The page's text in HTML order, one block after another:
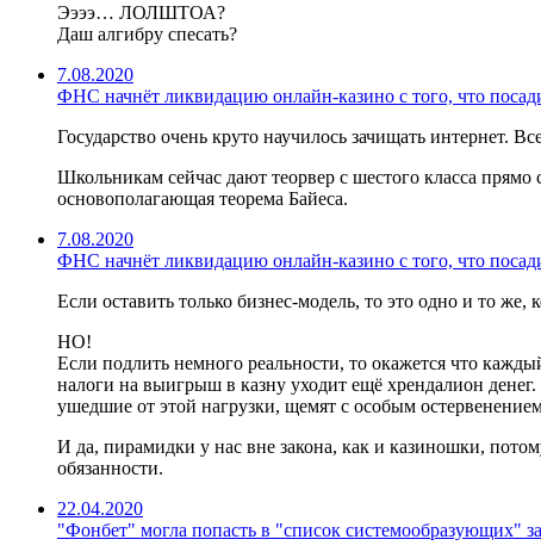
Ээээ… ЛОЛШТОА?
Даш алгибру спесать?
7.08.2020
ФНС начнёт ликвидацию онлайн-казино с того, что
Государство очень круто научилось зачищать интернет.
Школьникам сейчас дают теорвер с шестого класса
основополагающая теорема Байеса.
7.08.2020
ФНС начнёт ликвидацию онлайн-казино с того, что
Если оставить только бизнес-модель, то это одно и то же,
НО!
Если подлить немного реальности, то окажется что
налоги на выигрыш в казну уходит ещё хрендалион
ушедшие от этой нагрузки, щемят с особым
И да, пирамидки у нас вне закона, как и казиношки,
обязанности.
22.04.2020
"Фонбет" могла попасть в "список системообразующих"